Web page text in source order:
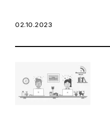
POSTED ON:
02.10.2023